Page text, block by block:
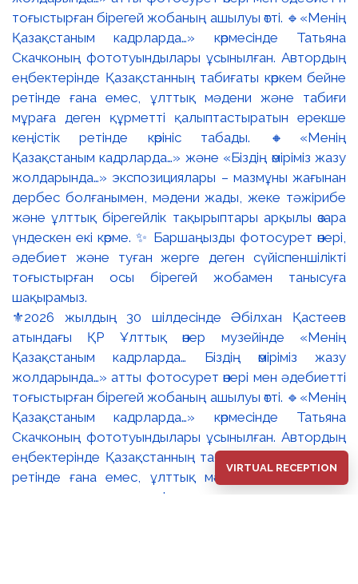
⚜️2026 жылдың 30 шілдесінде Әбілхан Қастеев
атындағы ҚР Ұлттық өнер музейінде «Менің
Қазақстаным кадрларда… Біздің өміріміз жазу
жолдарында…» атты фотосурет өнері мен әдебиетті
тоғыстырған бірегей жобаның ашылуы өтті. 🔹«Менің
Қазақстаным кадрларда…» көрмесінде Татьяна
Скачконың фототуындылары ұсынылған. Автордың
еңбектерінде Қазақстанның табиғаты көркем бейне
ретінде ғана емес, ұлттық мәдени және табиғи
мұраға деген құрметті қалыптастыратын ерекше
VIRTUAL RECEPTION